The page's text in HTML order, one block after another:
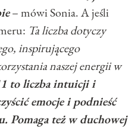
– mówi Sonia. A jeśli
Ta liczba dotyczy
inspirującego
naszej energii w
to liczba intuicji i
emocje i podnieść
Pomaga też w duchowej